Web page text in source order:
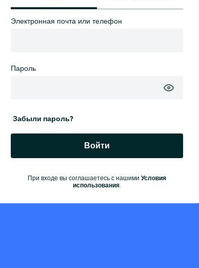
Электронная почта или телефон
Пароль
Забыли пароль?
Войти
При входе вы соглашаетесь с нашими Условия
использования.